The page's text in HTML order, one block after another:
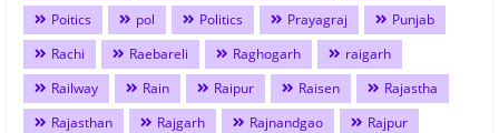
Poitics
pol Politics Prayagraj
Punjab
Rachi
Raebareli Raghogarh
raigarh
Railway
Rain Raipur Raisen
Rajastha
Rajasthan
Rajgarh Rajnandgao
Rajpur